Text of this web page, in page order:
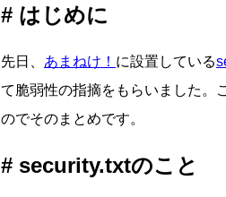
はじめに
先日、 あまねけ！ に設置している
て脆弱性の指摘をもらいました。
のでそのまとめです。
security.txtのこと